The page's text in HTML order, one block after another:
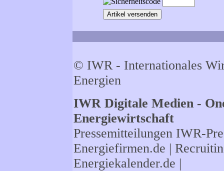
© IWR - Internationales
Energien
IWR Digitale Medien -
Energiewirtschaft
Pressemitteilungen IWR-
Energiefirmen.de |
Energiekalender.de |